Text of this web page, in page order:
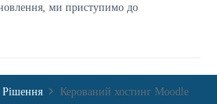
ми приступимо до
Рішення Керований хостинг Moodle